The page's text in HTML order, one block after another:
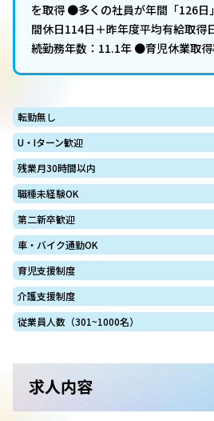
を取得 ●多くの社員が年間「126日
間休日114日＋昨年度平均有給取
続勤務年数：11.1年 ●育児休業取
転勤無し
U・Iターン歓迎
残業月30時間以内
職種未経験OK
第二新卒歓迎
車・バイク通勤OK
育児支援制度
介護支援制度
従業員人数（301~1000名）
求人内容